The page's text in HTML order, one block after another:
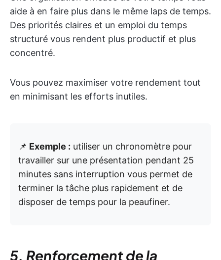
aide à en faire plus dans le même laps de temps.
Des priorités claires et un emploi du temps
structuré vous rendent plus productif et plus
concentré.
Vous pouvez maximiser votre rendement tout
en minimisant les efforts inutiles.
📌 Exemple : utiliser un chronomètre pour
travailler sur une présentation pendant 25
minutes sans interruption vous permet de
terminer la tâche plus rapidement et de
disposer de temps pour la peaufiner.
5. Renforcement de la